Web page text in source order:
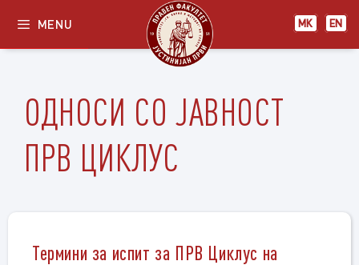
content
МК EN
MENU
ОДНОСИ СО ЈАВНОСТ
ПРВ ЦИКЛУС
Термини за испит за ПРВ Циклус на